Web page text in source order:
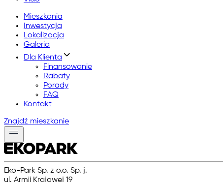
Mieszkania
Inwestycja
Lokalizacja
Galeria
Dla Klienta
Finansowanie
Rabaty
Porady
FAQ
Kontakt
Znajdź mieszkanie
Eko-Park Sp. z o.o. Sp. j.
ul. Armii Krajowej 19